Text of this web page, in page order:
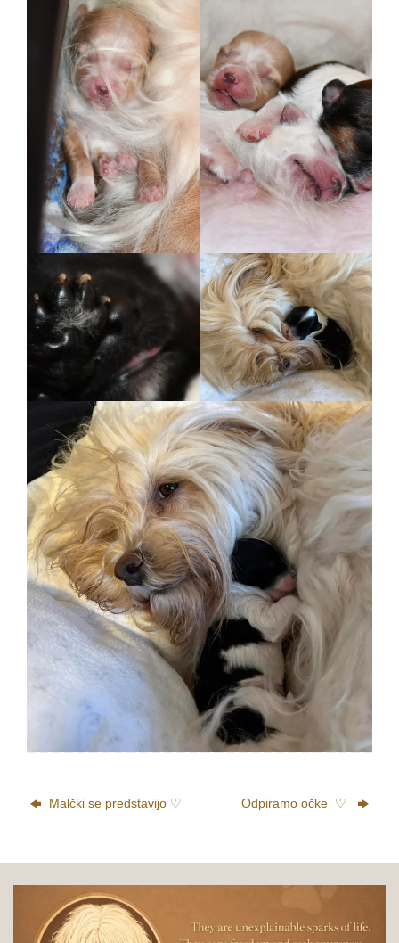
Malčki se predstavijo ♡ Odpiramo očke ♡